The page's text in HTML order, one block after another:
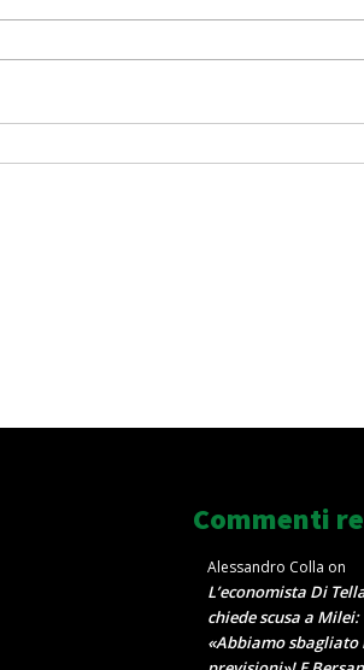
Commenti
Alessandro Colla on
L’economista Di
chiede scusa a Milei:
«Abbiamo sbagliato